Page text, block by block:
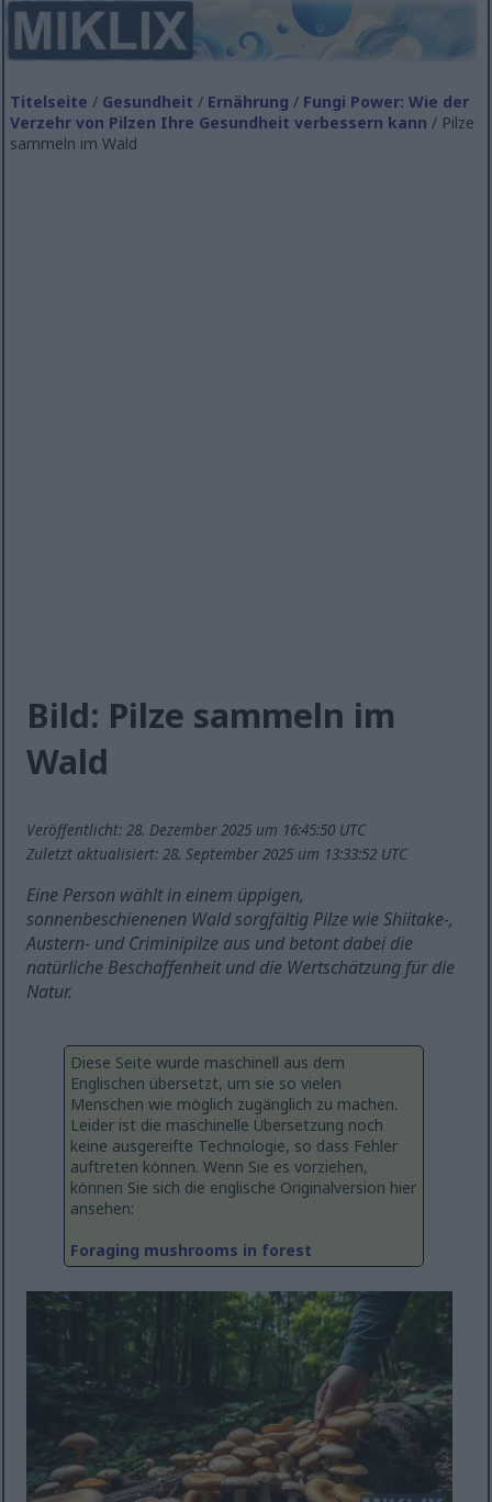
Titelseite / Gesundheit / Ernährung / Fungi Power: Wie der
Verzehr von Pilzen Ihre Gesundheit verbessern kann / Pilze
sammeln im Wald
Bild: Pilze sammeln im
Wald
Veröffentlicht: 28. Dezember 2025 um 16:45:50 UTC
Zuletzt aktualisiert: 28. September 2025 um 13:33:52 UTC
Eine Person wählt in einem üppigen,
sonnenbeschienenen Wald sorgfältig Pilze wie Shiitake-,
Austern- und Criminipilze aus und betont dabei die
natürliche Beschaffenheit und die Wertschätzung für die
Natur.
Diese Seite wurde maschinell aus dem
Englischen übersetzt, um sie so vielen
Menschen wie möglich zugänglich zu machen.
Leider ist die maschinelle Übersetzung noch
keine ausgereifte Technologie, so dass Fehler
auftreten können. Wenn Sie es vorziehen,
können Sie sich die englische Originalversion hier
ansehen:
Foraging mushrooms in forest